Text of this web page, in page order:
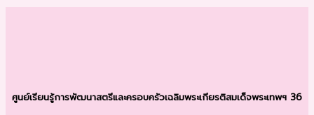
ศูนย์เรียนรู้การพัฒนาสตรีและครอบครัวเฉลิมพระเกียรติสมเด็จพระเทพฯ 36